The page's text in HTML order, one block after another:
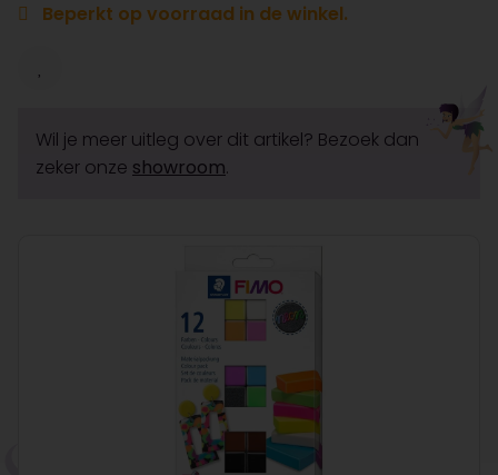
Beperkt op voorraad in de winkel.
Wil je meer uitleg over dit artikel? Bezoek dan
zeker onze showroom.